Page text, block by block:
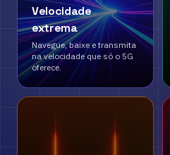
Velocidade
extrema
Navegue, baixe e transmita
na velocidade que só o 5G
oferece.